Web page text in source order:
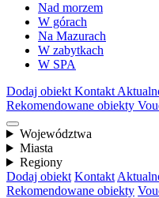
Nad morzem
W górach
Na Mazurach
W zabytkach
W SPA
Dodaj obiekt Kontakt
Rekomendowane obiekty
Województwa
Miasta
Regiony
Dodaj obiekt Kontakt
Rekomendowane obiekty